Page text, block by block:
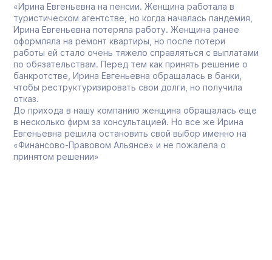
«Ирина Евгеньевна на пенсии. Женщина работала в
туристическом агентстве, но когда началась пандемия,
Ирина Евгеньевна потеряла работу. Женщина ранее
оформляла на ремонт квартиры, но после потери
работы ей стало очень тяжело справляться с выплатами
по обязательствам. Перед тем как принять решение о
банкротстве, Ирина Евгеньевна обращалась в банки,
чтобы реструктуризировать свои долги, но получила
отказ.
До прихода в нашу компанию женщина обращалась еще
в несколько фирм за консультацией. Но все же Ирина
Евгеньевна решила остановить свой выбор именно на
«Финансово-Правовом Альянсе» и не пожалела о
принятом решении»